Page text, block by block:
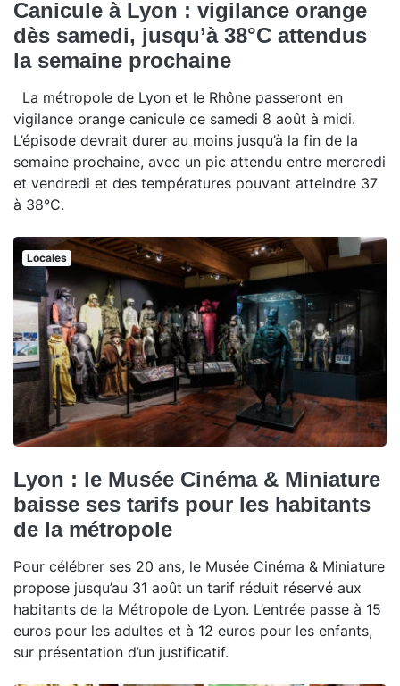
Canicule à Lyon : vigilance orange
dès samedi, jusqu’à 38°C attendus
la semaine prochaine
La métropole de Lyon et le Rhône passeront en
vigilance orange canicule ce samedi 8 août à midi.
L’épisode devrait durer au moins jusqu’à la fin de la
semaine prochaine, avec un pic attendu entre mercredi
et vendredi et des températures pouvant atteindre 37
à 38°C.
Locales
Lyon : le Musée Cinéma & Miniature
baisse ses tarifs pour les habitants
de la métropole
Pour célébrer ses 20 ans, le Musée Cinéma & Miniature
propose jusqu’au 31 août un tarif réduit réservé aux
habitants de la Métropole de Lyon. L’entrée passe à 15
euros pour les adultes et à 12 euros pour les enfants,
sur présentation d’un justificatif.